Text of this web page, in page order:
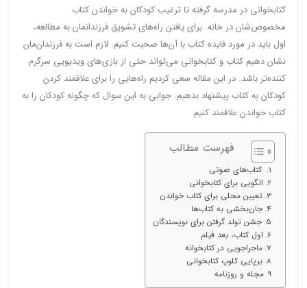
کتابخوانی در مدرسه گرفته تا ترغیب کودکان به خواندن کتاب
مخصوص‌شان در خانه. برای یافتن راه‌های تشویق فرزندانمان به مطالعه،
اول باید در مورد فایده کتاب با آن‌ها صحبت کنیم. لازم است به فرزندان‌مان
نشان دهیم کتاب و کتابخوانی می‌تواند حتی از بازی‌های ویدیویی سرگرم
کننده‌تر باشد. در این مقاله سعی کردیم راه‌هایی را برای علاقمند کردن
کودکان به کتاب پیشنهاد بدهیم. جوابی به این سوال که چگونه کودکان را به
کتاب خواندن علاقمند کنیم.
فهرست مطالب
کتاب‌های صوتی
الگویی برای کتابخوانی
تعیین محلی برای کتاب خواندن
جان‌بخشی به کتاب‌ها
جشن تولد گرفتن برای نویسندگان
اول کتاب، بعد فیلم
ماجراجویی در کتابخوانه
برپایی کلوپ کتابخوانی
مجله و روزنامه